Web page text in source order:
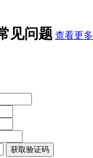
见问题 查看更多
获取验证码